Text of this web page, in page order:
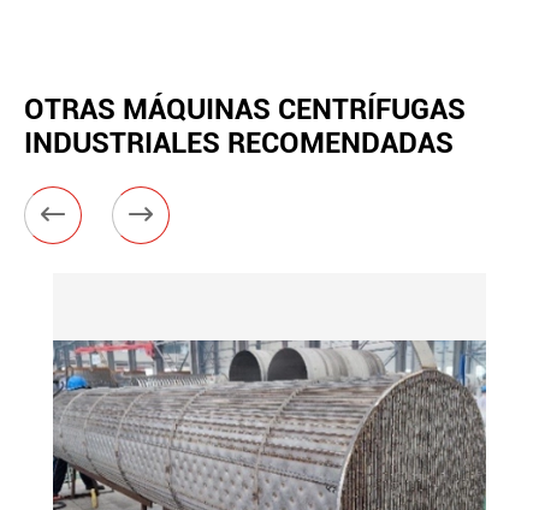
OTRAS MÁQUINAS CENTRÍFUGAS
INDUSTRIALES RECOMENDADAS
 